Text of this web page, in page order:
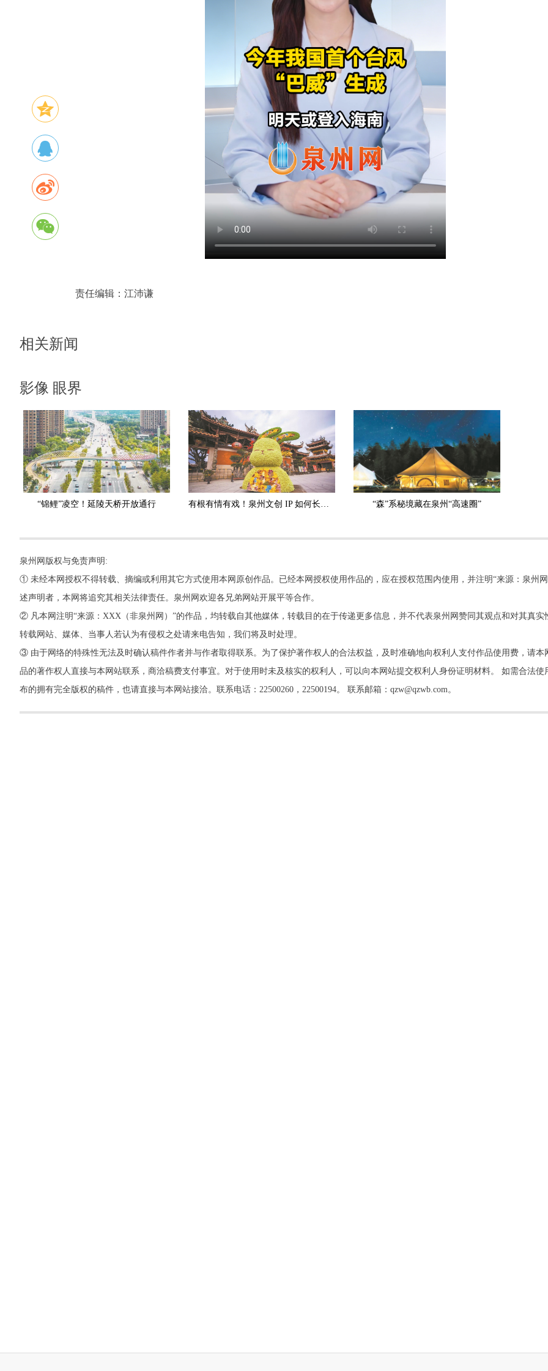
责任编辑： 江沛谦
相关新闻
影像 眼界
“锦鲤”凌空！延陵天桥开放通行 有根有情有戏！泉州文创 IP 如何长久走红？ “森”系秘境藏在泉州“高速圈”
泉州网版权与免责声明:
① 未经本网授权不得转载、摘编或利用其它方式使用本网原创作品。已经本网授权使用作品的，应在授权范围内使用，并注明“来源：泉州
述声明者，本网将追究其相关法律责任。泉州网欢迎各兄弟网站开展平等合作。
② 凡本网注明“来源：XXX（非泉州网）”的作品，均转载自其他媒体，转载目的在于传递更多信息，并不代表泉州网赞同其观点和对其真实
转载网站、媒体、当事人若认为有侵权之处请来电告知，我们将及时处理。
③ 由于网络的特殊性无法及时确认稿件作者并与作者取得联系。为了保护著作权人的合法权益，及时准确地向权利人支付作品使用费，请本
品的著作权人直接与本网站联系，商洽稿费支付事宜。对于使用时未及核实的权利人，可以向本网站提交权利人身份证明材料。 如需合法使
布的拥有完全版权的稿件，也请直接与本网站接洽。联系电话：22500260，22500194。 联系邮箱：qzw@qzwb.com。